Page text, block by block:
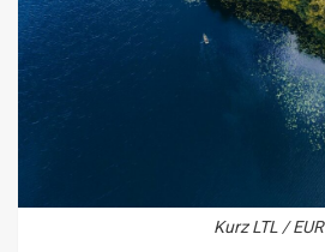
Kurz LTL / EUR